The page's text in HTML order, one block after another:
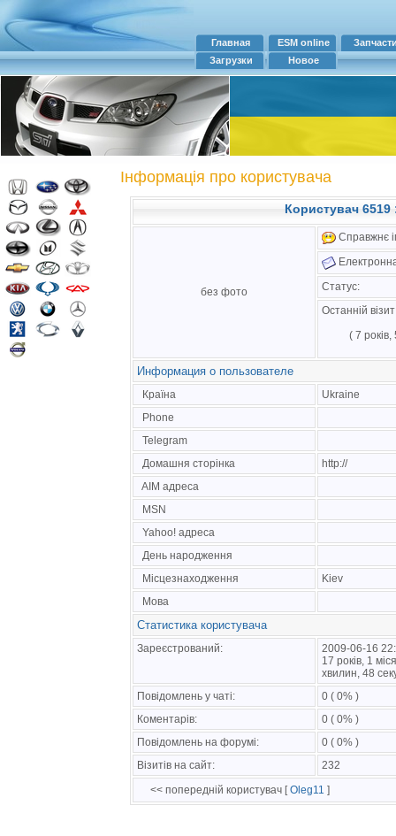
Главная ESM online
Загрузки
Новое
Інформація про користувача
Користувач 6519
без фото
Справжнє
Статус:
Останній
( 7
Информация о пользователе
Країна
Ukraine
Phone
Telegram
Домашня сторінка
http://
AIM адреса
MSN
Yahoo! адреса
День народження
Місцезнаходження
Kiev
Мова
Статистика користувача
Зареєстрований:
2009-06-16
17 років, 1
хвилин, 48
Повідомлень у чаті:
0 ( 0% )
Коментарів:
0 ( 0% )
Повідомлень на форумі:
0 ( 0% )
Візитів на сайт:
232
<< попередній користувач [Oleg11 ]